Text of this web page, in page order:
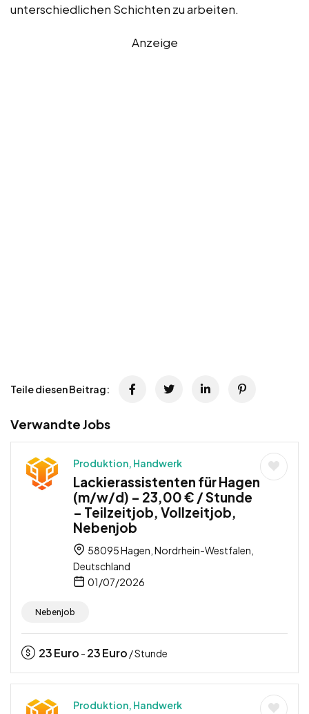
unterschiedlichen Schichten zu arbeiten.
Anzeige
Teile diesen Beitrag:
Verwandte Jobs
Produktion, Handwerk
Lackierassistenten für Hagen
(m/w/d) – 23,00 € / Stunde
– Teilzeitjob, Vollzeitjob,
Nebenjob
58095 Hagen, Nordrhein-Westfalen,
Deutschland
01/07/2026
Nebenjob
23Euro - 23Euro / Stunde
Produktion, Handwerk